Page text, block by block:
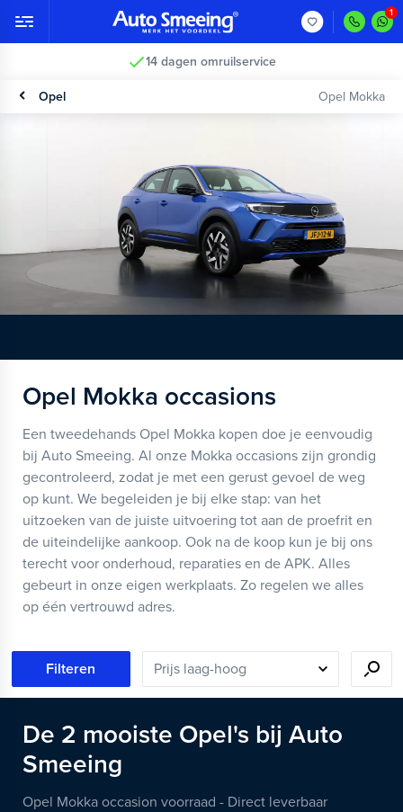
14 dagen omruilservice
Opel Opel Mokka
Opel Mokka occasions
Een tweedehands Opel Mokka kopen doe je eenvoudig
bij Auto Smeeing. Al onze Mokka occasions zijn grondig
gecontroleerd, zodat je met een gerust gevoel de weg
op kunt. We begeleiden je bij elke stap: van het
uitzoeken van de juiste uitvoering tot aan de proefrit en
de uiteindelijke aankoop. Ook na de koop kun je bij ons
terecht voor onderhoud, reparaties en de APK. Alles
gebeurt in onze eigen werkplaats. Zo regelen we alles
op één vertrouwd adres.
Filteren
De 2 mooiste Opel's bij Auto
Smeeing
Opel Mokka occasion voorraad - Direct leverbaar